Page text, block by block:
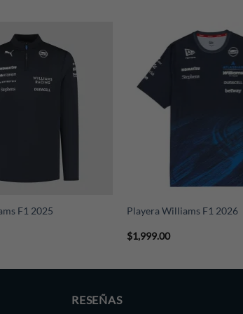
F1 2025 Playera Williams F1 2026
$1,999.00
RESEÑAS